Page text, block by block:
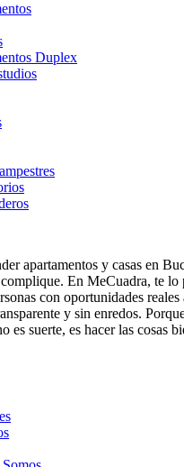
Duplex
apartamentos y casas en
En MeCuadra, te lo
con oportunidades reales
y sin enredos.
es suerte, es hacer las cosas